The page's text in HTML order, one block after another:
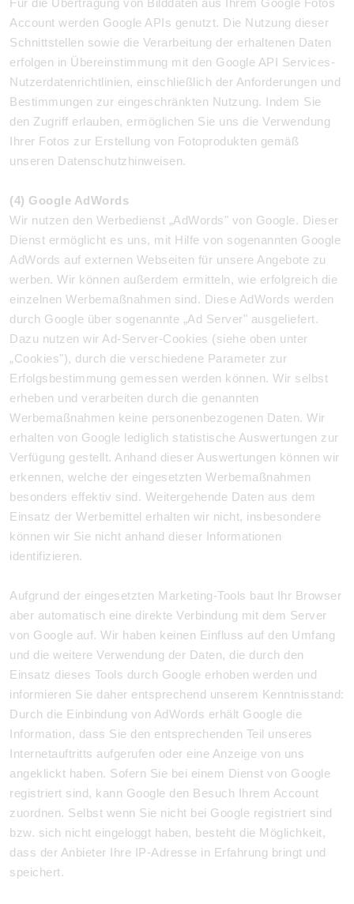
Für die Übertragung von Bilddaten aus Ihrem Google Fotos
Account werden Google APIs genutzt. Die Nutzung dieser
Schnittstellen sowie die Verarbeitung der erhaltenen Daten
erfolgen in Übereinstimmung mit den Google API Services-
Nutzerdatenrichtlinien, einschließlich der Anforderungen und
Bestimmungen zur eingeschränkten Nutzung. Indem Sie
den Zugriff erlauben, ermöglichen Sie uns die Verwendung
Ihrer Fotos zur Erstellung von Fotoprodukten gemäß
unseren Datenschutzhinweisen.
(4) Google AdWords
Wir nutzen den Werbedienst „AdWords" von Google. Dieser
Dienst ermöglicht es uns, mit Hilfe von sogenannten Google
AdWords auf externen Webseiten für unsere Angebote zu
werben. Wir können außerdem ermitteln, wie erfolgreich die
einzelnen Werbemaßnahmen sind. Diese AdWords werden
durch Google über sogenannte „Ad Server" ausgeliefert.
Dazu nutzen wir Ad-Server-Cookies (siehe oben unter
„Cookies"), durch die verschiedene Parameter zur
Erfolgsbestimmung gemessen werden können. Wir selbst
erheben und verarbeiten durch die genannten
Werbemaßnahmen keine personenbezogenen Daten. Wir
erhalten von Google lediglich statistische Auswertungen zur
Verfügung gestellt. Anhand dieser Auswertungen können wir
erkennen, welche der eingesetzten Werbemaßnahmen
besonders effektiv sind. Weitergehende Daten aus dem
Einsatz der Werbemittel erhalten wir nicht, insbesondere
können wir Sie nicht anhand dieser Informationen
identifizieren.
Aufgrund der eingesetzten Marketing-Tools baut Ihr Browser
aber automatisch eine direkte Verbindung mit dem Server
von Google auf. Wir haben keinen Einfluss auf den Umfang
und die weitere Verwendung der Daten, die durch den
Einsatz dieses Tools durch Google erhoben werden und
informieren Sie daher entsprechend unserem Kenntnisstand:
Durch die Einbindung von AdWords erhält Google die
Information, dass Sie den entsprechenden Teil unseres
Internetauftritts aufgerufen oder eine Anzeige von uns
angeklickt haben. Sofern Sie bei einem Dienst von Google
registriert sind, kann Google den Besuch Ihrem Account
zuordnen. Selbst wenn Sie nicht bei Google registriert sind
bzw. sich nicht eingeloggt haben, besteht die Möglichkeit,
dass der Anbieter Ihre IP-Adresse in Erfahrung bringt und
speichert.